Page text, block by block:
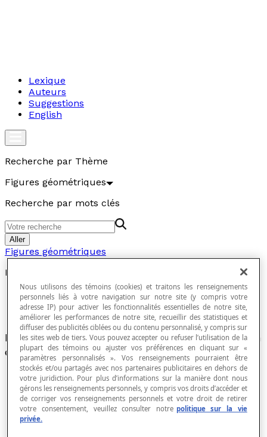
Lexique
Auteurs
Suggestions
English
Recherche par Thème
Figures géométriques
Recherche par mots clés
Aller
Figures géométriques
Éléments homologues
Éléments qui se correspondent dans une relation
entre deuxfigures géométriques.
Des objets géométriques homologues defigures
semblables
congruentes
Nous utilisons des témoins (cookies) et traitons les renseignements
personnels liés à votre navigation sur notre site (y compris votre
adresse IP) pour activer les fonctionnalités essentielles de notre site,
améliorer les performances de notre site, recueillir des statistiques et
diffuser des publicités ciblées ou du contenu personnalisé, y compris sur
les sites web de tiers. Vous pouvez accepter ou refuser l’utilisation de la
plupart des témoins ou ajuster vos préférences en cliquant sur «
paramètres personnalisés ». Vos renseignements pourraient être
stockés et/ou partagés avec nos partenaires publicitaires en dehors de
votre juridiction. Pour plus d’informations sur la manière dont nous
gérons les renseignements personnels, y compris vos droits d’accéder et
de corriger vos renseignements personnels et votre droit de retirer
votre consentement, veuillez consulter notre politique sur la vie
privée.